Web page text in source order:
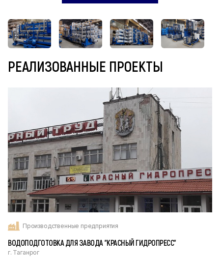
РЕАЛИЗОВАННЫЕ ПРОЕКТЫ
Производственные предприятия
ВОДОПОДГОТОВКА ДЛЯ ЗАВОДА "КРАСНЫЙ ГИДРОПРЕСС"
г. Таганрог